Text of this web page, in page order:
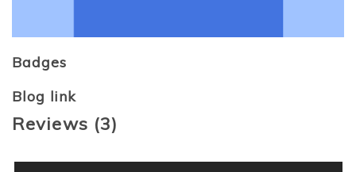
Badges
Blog link
Reviews (3)